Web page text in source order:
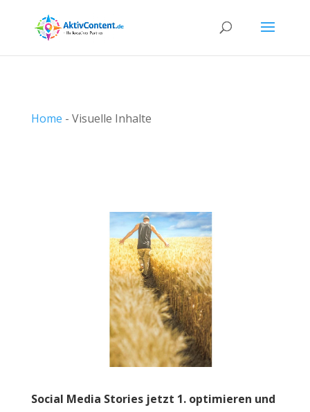
Home - Visuelle Inhalte
Social Media Stories jetzt 1. optimieren und